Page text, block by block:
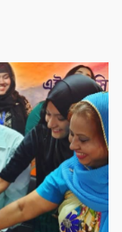
সংবর্ধনা